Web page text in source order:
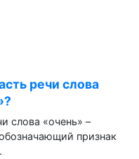
речи слова
слова «очень» –
признак